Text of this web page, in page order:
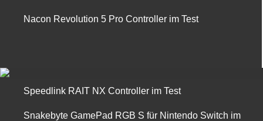
Nacon Revolution 5 Pro Controller im Test
Speedlink RAIT NX Controller im Test
Snakebyte GamePad RGB S für Nintendo Switch im